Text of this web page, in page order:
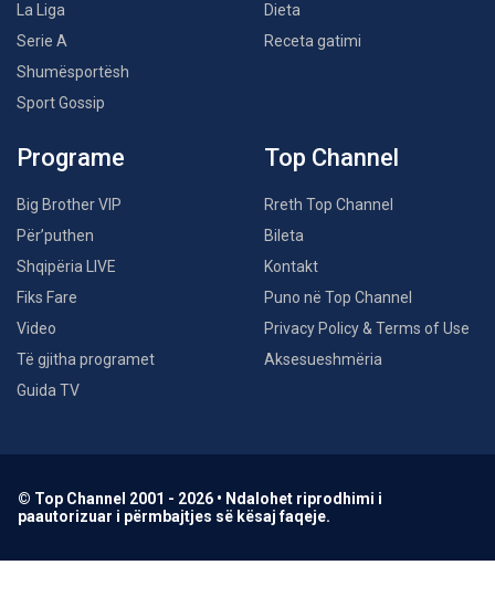
La Liga
Serie A
Shumësportësh
Sport Gossip
Dieta
Receta gatimi
Programe
Big Brother VIP
Për’puthen
Shqipëria LIVE
Fiks Fare
Video
Të gjitha programet
Guida TV
Top Channel
Rreth Top Channel
Bileta
Kontakt
Puno në Top Channel
Privacy Policy & Terms of Use
Aksesueshmëria
© Top Channel 2001 - 2026 • Ndalohet riprodhimi i
paautorizuar i përmbajtjes së kësaj faqeje.